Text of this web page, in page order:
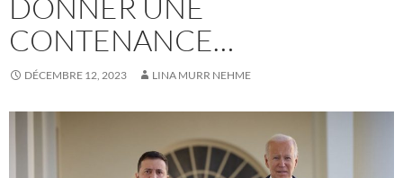
DONNER UNE
CONTENANCE…
DÉCEMBRE 12, 2023 LINA MURR NEHME